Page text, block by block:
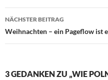
NÄCHSTER BEITRAG
Weihnachten – ein Pageflow ist
3 GEDANKEN ZU „WIE